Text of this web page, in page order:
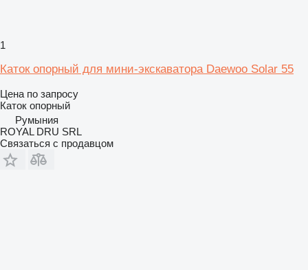
1
Каток опорный для мини-экскаватора Daewoo Solar 55
Цена по запросу
Каток опорный
Румыния
ROYAL DRU SRL
Связаться с продавцом